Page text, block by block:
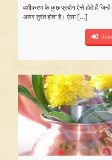
वशीकरण के कुछ प्रयोग ऐसे होते हैं
असर तुरंत होता है। ऐसा[…]